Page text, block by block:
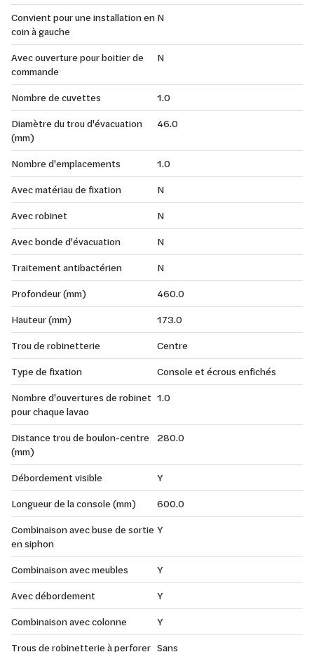
Convient pour une installation en
coin à gauche
N
Avec ouverture pour boitier de
commande
N
Nombre de cuvettes
1.0
Diamètre du trou d'évacuation
(mm)
46.0
Nombre d'emplacements
1.0
Avec matériau de fixation
N
Avec robinet
N
Avec bonde d'évacuation
N
Traitement antibactérien
N
Profondeur (mm)
460.0
Hauteur (mm)
173.0
Trou de robinetterie
Centre
Type de fixation
Console et écrous enfichés
Nombre d'ouvertures de robinet
pour chaque lavao
1.0
Distance trou de boulon-centre
(mm)
280.0
Débordement visible
Y
Longueur de la console (mm)
600.0
Combinaison avec buse de sortie
en siphon
Y
Combinaison avec meubles
Y
Avec débordement
Y
Combinaison avec colonne
Y
Trous de robinetterie à perforer Sans